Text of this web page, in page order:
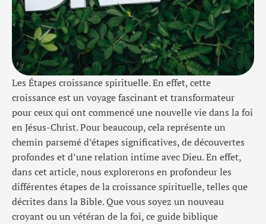
Les Étapes croissance spirituelle. En effet, cette
croissance est un voyage fascinant et transformateur
pour ceux qui ont commencé une nouvelle vie dans la foi
en Jésus-Christ. Pour beaucoup, cela représente un
chemin parsemé d’étapes significatives, de découvertes
profondes et d’une relation intime avec Dieu. En effet,
dans cet article, nous explorerons en profondeur les
différentes étapes de la croissance spirituelle, telles que
décrites dans la Bible. Que vous soyez un nouveau
croyant ou un vétéran de la foi, ce guide biblique